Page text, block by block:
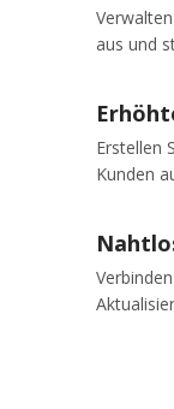
aus und
Erstellen
Kunden